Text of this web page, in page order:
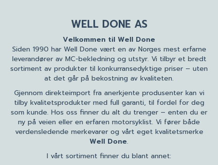
WELL DONE AS
Velkommen til Well Done
Siden 1990 har Well Done vært en av Norges mest erfarne
leverandører av MC-bekledning og utstyr. Vi tilbyr et bredt
sortiment av produkter til konkurransedyktige priser – uten
at det går på bekostning av kvaliteten.
Gjennom direkteimport fra anerkjente produsenter kan vi
tilby kvalitetsprodukter med full garanti, til fordel for deg
som kunde. Hos oss finner du alt du trenger – enten du er
ny på veien eller en erfaren motorsyklist. Vi fører både
verdensledende merkevarer og vårt eget kvalitetsmerke
Well Done.
I vårt sortiment finner du blant annet: